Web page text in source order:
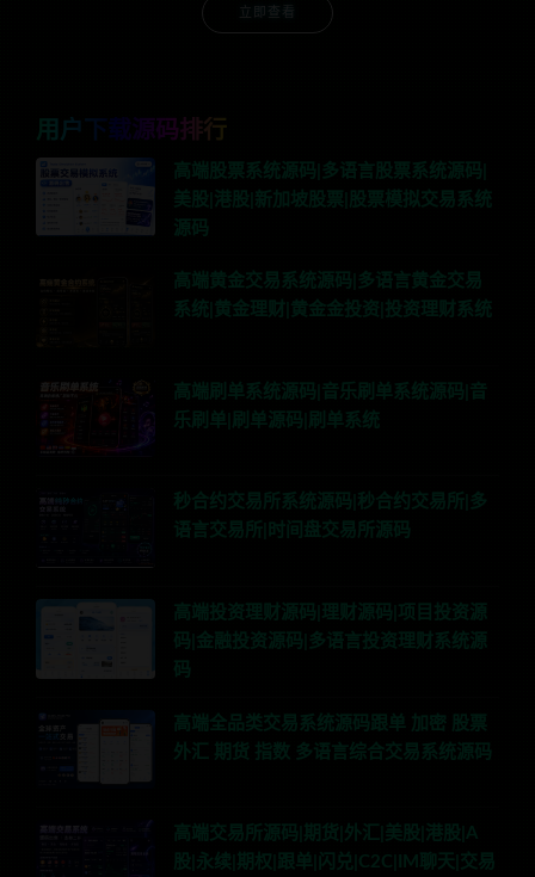
立即查看
用户下载源码排行
高端股票系统源码|多语言股票系统源码|
美股|港股|新加坡股票|股票模拟交易系统
源码
高端黄金交易系统源码|多语言黄金交易
系统|黄金理财|黄金金投资|投资理财系统
高端刷单系统源码|音乐刷单系统源码|音
乐刷单|刷单源码|刷单系统
秒合约交易所系统源码|秒合约交易所|多
语言交易所|时间盘交易所源码
高端投资理财源码|理财源码|项目投资源
码|金融投资源码|多语言投资理财系统源
码
高端全品类交易系统源码跟单 加密 股票
外汇 期货 指数 多语言综合交易系统源码
高端交易所源码|期货|外汇|美股|港股|A
股|永续|期权|跟单|闪兑|C2C|IM聊天|交易